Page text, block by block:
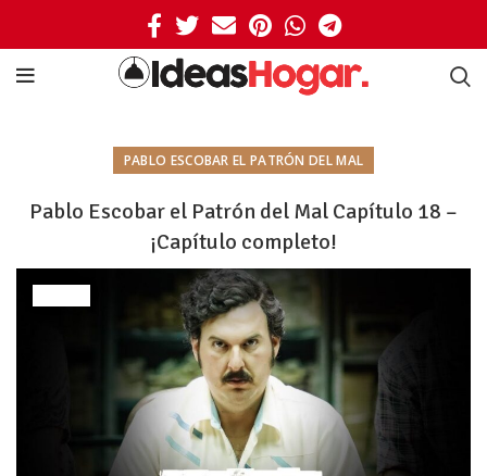
PABLO ESCOBAR EL PATRÓN DEL MAL
Pablo Escobar el Patrón del Mal Capítulo 18 –
¡Capítulo completo!